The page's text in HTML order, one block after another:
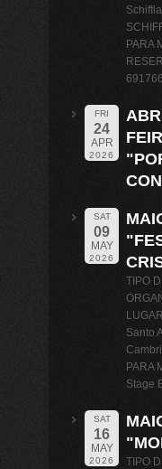
PARA
FRI
24
APR
2026
SAT
09
MAY
2026
TIPO
Santo
PARA
Stage
SAT
16
MAY
2026
TIPO